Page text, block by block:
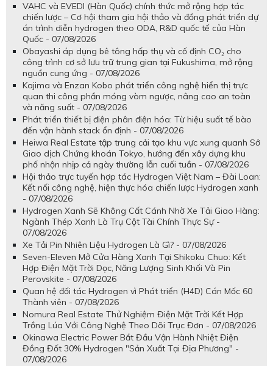
VAHC và EVEDI (Hàn Quốc) chính thức mở rộng hợp tác
chiến lược – Cơ hội tham gia hội thảo và đồng phát triển dự
án trình diễn hydrogen theo ODA, R&D quốc tế của Hàn
Quốc - 07/08/2026
Obayashi áp dụng bê tông hấp thụ và cố định CO₂ cho
công trình cơ sở lưu trữ trung gian tại Fukushima, mở rộng
nguồn cung ứng - 07/08/2026
Kajima và Enzan Kobo phát triển công nghệ hiển thị trực
quan thi công phần móng vòm ngược, nâng cao an toàn
và năng suất - 07/08/2026
Phát triển thiết bị điện phân điện hóa: Từ hiệu suất tế bào
đến vận hành stack ổn định - 07/08/2026
Heiwa Real Estate tập trung cải tạo khu vực xung quanh Sở
Giao dịch Chứng khoán Tokyo, hướng đến xây dựng khu
phố nhộn nhịp cả ngày thường lẫn cuối tuần - 07/08/2026
Hội thảo trực tuyến hợp tác Hydrogen Việt Nam – Đài Loan:
Kết nối công nghệ, hiện thực hóa chiến lược Hydrogen xanh
- 07/08/2026
Hydrogen Xanh Sẽ Không Cất Cánh Nhờ Xe Tải Giao Hàng:
Ngành Thép Xanh Là Trụ Cột Tài Chính Thực Sự -
07/08/2026
Xe Tải Pin Nhiên Liệu Hydrogen Là Gì? - 07/08/2026
Seven-Eleven Mở Cửa Hàng Xanh Tại Shikoku Chuo: Kết
Hợp Điện Mặt Trời Dọc, Năng Lượng Sinh Khối Và Pin
Perovskite - 07/08/2026
Quan hệ đối tác Hydrogen vì Phát triển (H4D) Cán Mốc 60
Thành viên - 07/08/2026
Nomura Real Estate Thử Nghiệm Điện Mặt Trời Kết Hợp
Trồng Lúa Với Công Nghệ Theo Dõi Trục Đơn - 07/08/2026
Okinawa Electric Power Bắt Đầu Vận Hành Nhiệt Điện
Đồng Đốt 30% Hydrogen "Sản Xuất Tại Địa Phương" -
07/08/2026